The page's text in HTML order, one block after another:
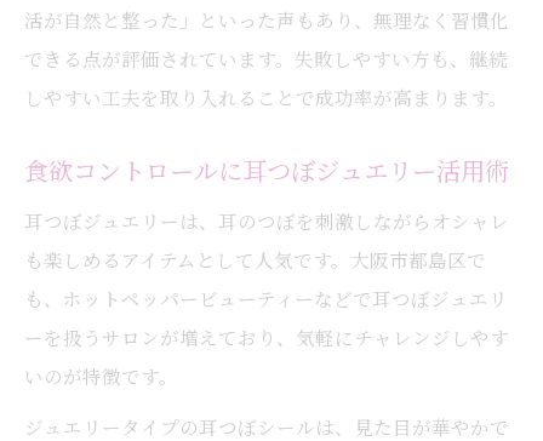
活が自然と整った」といった声もあり、無理なく習慣化
できる点が評価されています。失敗しやすい方も、継続
しやすい工夫を取り入れることで成功率が高まります。
食欲コントロールに耳つぼジュエリー活用術
耳つぼジュエリーは、耳のつぼを刺激しながらオシャレ
も楽しめるアイテムとして人気です。大阪市都島区で
も、ホットペッパービューティーなどで耳つぼジュエリ
ーを扱うサロンが増えており、気軽にチャレンジしやす
いのが特徴です。
ジュエリータイプの耳つぼシールは、見た目が華やかで